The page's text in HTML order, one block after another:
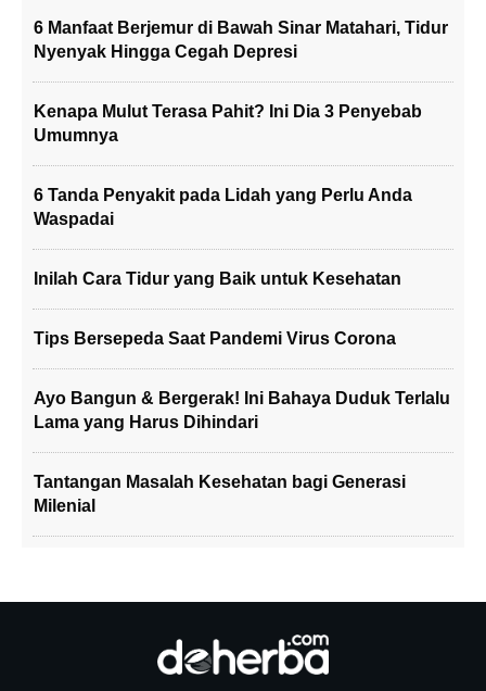
6 Manfaat Berjemur di Bawah Sinar Matahari, Tidur
Nyenyak Hingga Cegah Depresi
Kenapa Mulut Terasa Pahit? Ini Dia 3 Penyebab
Umumnya
6 Tanda Penyakit pada Lidah yang Perlu Anda
Waspadai
Inilah Cara Tidur yang Baik untuk Kesehatan
Tips Bersepeda Saat Pandemi Virus Corona
Ayo Bangun & Bergerak! Ini Bahaya Duduk Terlalu
Lama yang Harus Dihindari
Tantangan Masalah Kesehatan bagi Generasi
Milenial